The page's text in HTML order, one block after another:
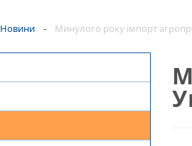
Новини - Минулого року імпорт